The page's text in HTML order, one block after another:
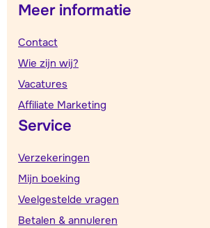
Meer informatie
Contact
Wie zijn wij?
Vacatures
Affiliate Marketing
Service
Verzekeringen
Mijn boeking
Veelgestelde vragen
Betalen & annuleren